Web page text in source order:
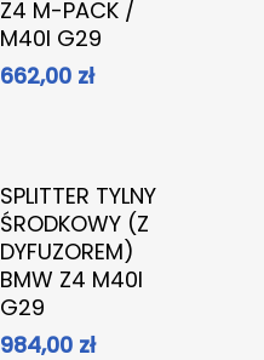
Z4 M-PACK /
M40I G29
662,00 zł
Dowiedz Się
Więcej
SPLITTER TYLNY
ŚRODKOWY (Z
DYFUZOREM)
BMW Z4 M40I
G29
984,00 zł